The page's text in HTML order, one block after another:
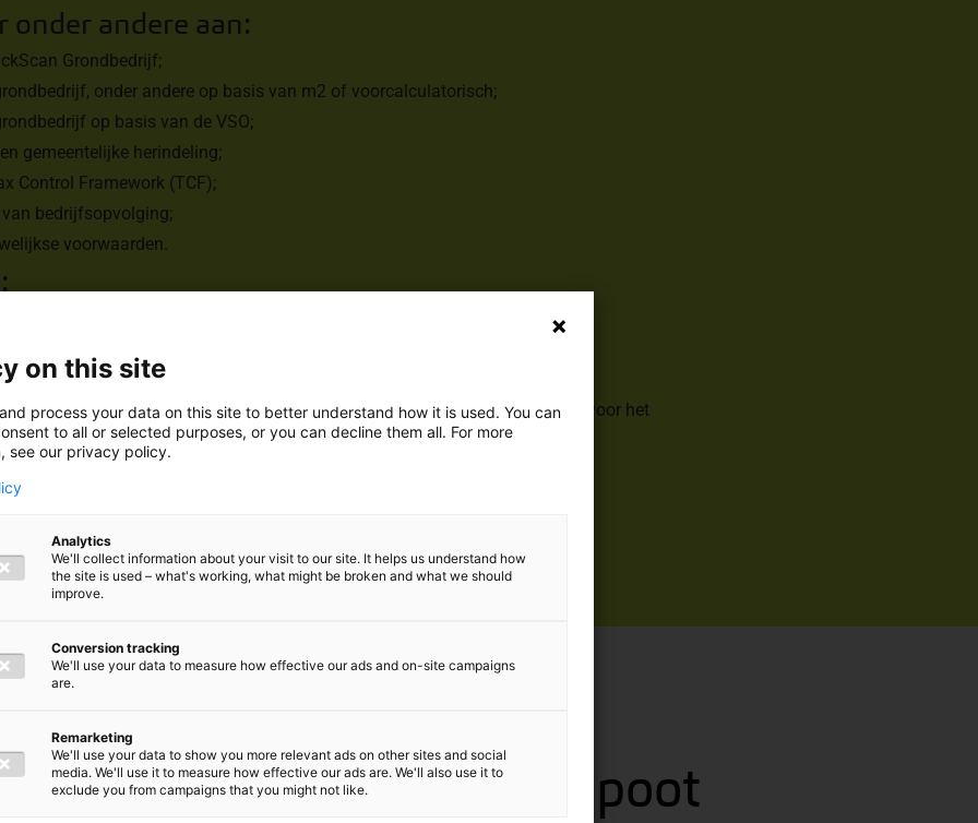
onder andere aan:
Grondbedrijf;
onder andere op basis van m2 of voorcalculatorisch;
op basis van de VSO;
gemeentelijke herindeling;
Control Framework (TCF);
bedrijfsopvolging;
voorwaarden.
Tilly Nederland (2021 – heden);
Baker Tilly Nederland (2016 – 2020);
Advisory EY (2014 – 2016);
als secretaresse, waarbij inclusief werkzaamheden voor KSBW en voor het
(2008 – 2011).
Europees Belastingrecht aan de Universiteit van Amsterdam (2011-2014);
de Universiteit Utrecht (2011-2014).
inzichten van Mila Beerepoot
on this site
process your data on this site to better understand how it is used. You can
to all or selected purposes, or you can decline them all. For more
see our privacy policy.
Analytics
We'll collect information about your visit to our site. It helps us understand how
the site is used – what's working, what might be broken and what we should
improve.
Conversion tracking
We'll use your data to measure how effective our ads and on-site campaigns
are.
Remarketing
We'll use your data to show you more relevant ads on other sites and social
media. We'll use it to measure how effective our ads are. We'll also use it to
exclude you from campaigns that you might not like.